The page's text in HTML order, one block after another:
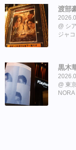
渡部
シ
ジャ
黒木
東